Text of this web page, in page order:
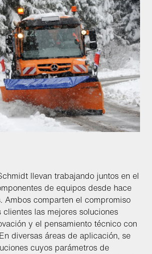
llevan trabajando juntos en el
de equipos desde hace
Ambos comparten el compromiso
las mejores soluciones
y el pensamiento técnico con
diversas áreas de aplicación, se
cuyos parámetros de